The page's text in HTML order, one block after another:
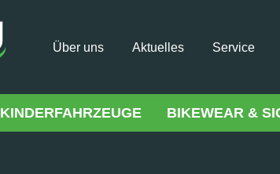
Über uns Aktuelles Service
KINDERFAHRZEUGE BIKEWEAR &